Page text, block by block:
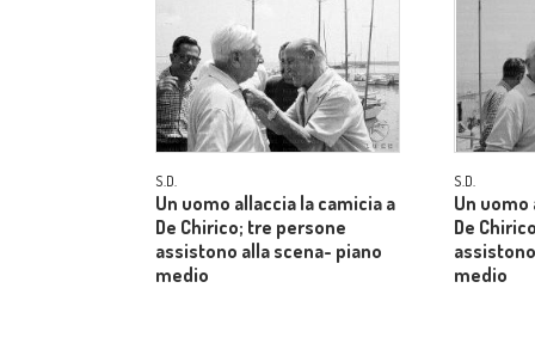
S.D.
Un uomo allaccia la camicia a
De Chirico; tre persone
assistono alla scena- piano
medio
S.D.
Un uomo
De
medio